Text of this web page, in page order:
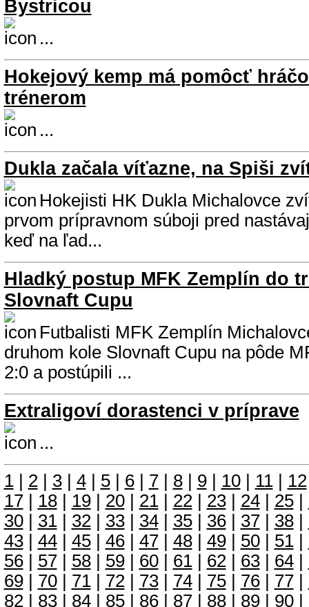
Bystricou
...
Hokejový kemp má pomôcť
trénerom
...
Dukla začala víťazne, na Spiši
Hokejisti HK Dukla Michalovce
prvom prípravnom súboji pred
keď na ľad...
Hladký postup MFK Zemplín do
Slovnaft Cupu
Futbalisti MFK Zemplín
druhom kole Slovnaft Cupu na pôde
2:0 a postúpili ...
Extraligoví dorastenci v príprave
...
1| 2| 3| 4| 5| 6| 7| 8| 9| 10| 11| 12
17| 18| 19| 20| 21| 22| 23| 24| 25|
30| 31| 32| 33| 34| 35| 36| 37| 38|
43| 44| 45| 46| 47| 48| 49| 50| 51|
56| 57| 58| 59| 60| 61| 62| 63| 64|
69| 70| 71| 72| 73| 74| 75| 76| 77|
82| 83| 84| 85| 86| 87| 88| 89| 90|